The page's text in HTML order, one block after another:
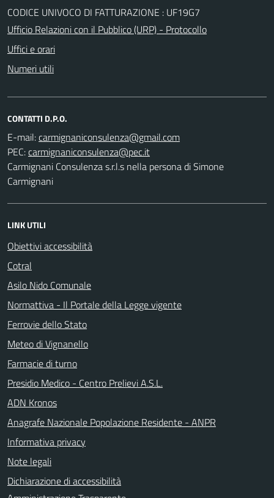
CODICE UNIVOCO DI FATTURAZIONE : UF19G7
Ufficio Relazioni con il Pubblico (URP) - Protocollo
Uffici e orari
Numeri utili
CONTATTI D.P.O.
E-mail:
PEC:
Carmignani Consulenza s.r.l.s nella persona di Simone
Carmignani
LINK UTILI
Obiettivi accessibilità
Cotral
Asilo Nido Comunale
Normattiva - Il Portale della Legge vigente
Ferrovie dello Stato
Meteo di Vignanello
Farmacie di turno
Presidio Medico - Centro Prelievi A.S.L.
ADN Kronos
Anagrafe Nazionale Popolazione Residente - ANPR
Informativa privacy
Note legali
Dichiarazione di accessibilità